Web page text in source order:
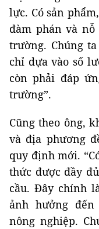
lực. Có sản
đàm phán và
trường. Chúng
chỉ dựa vào số
còn phải đáp
trường”.
Cũng theo ông,
và địa phương
quy định mới.
thức được đầy
cầu. Đây chính
ảnh hưởng
nông nghiệp.